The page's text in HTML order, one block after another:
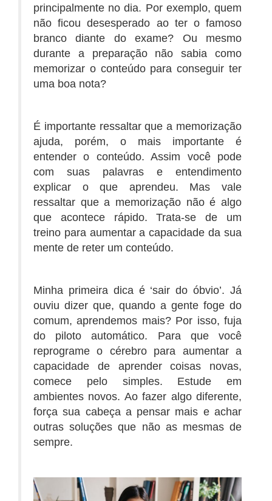
principalmente no dia. Por exemplo, quem
não ficou desesperado ao ter o famoso
branco diante do exame? Ou mesmo
durante a preparação não sabia como
memorizar o conteúdo para conseguir ter
uma boa nota?
É importante ressaltar que a memorização
ajuda, porém, o mais importante é
entender o conteúdo. Assim você pode
com suas palavras e entendimento
explicar o que aprendeu. Mas vale
ressaltar que a memorização não é algo
que acontece rápido. Trata-se de um
treino para aumentar a capacidade da sua
mente de reter um conteúdo.
Minha primeira dica é ‘sair do óbvio’. Já
ouviu dizer que, quando a gente foge do
comum, aprendemos mais? Por isso, fuja
do piloto automático. Para que você
reprograme o cérebro para aumentar a
capacidade de aprender coisas novas,
comece pelo simples. Estude em
ambientes novos. Ao fazer algo diferente,
força sua cabeça a pensar mais e achar
outras soluções que não as mesmas de
sempre.